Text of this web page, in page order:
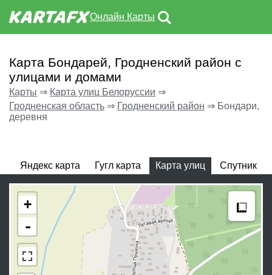
Онлайн Карты
Карта Бондарей, Гродненский район с
улицами и домами
Карты ⇒ Карта улиц Белоруссии ⇒
Гродненская область ⇒ Гродненский район ⇒ Бондари,
деревня
Яндекс карта Гугл карта Карта улиц Спутник
+
-